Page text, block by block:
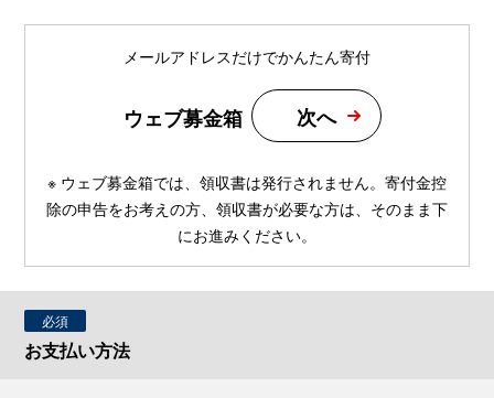
メールアドレスだけでかんたん寄付
ウェブ募金箱 次へ
※ ウェブ募金箱では、領収書は発行されません。寄付金控
除の申告をお考えの方、領収書が必要な方は、そのまま下
にお進みください。
必須
お支払い方法